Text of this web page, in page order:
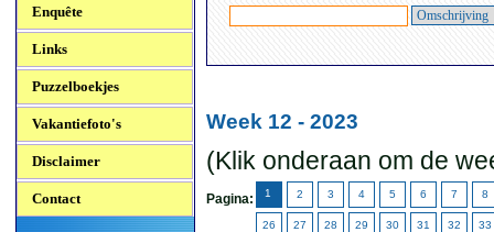
Enquête
Links
Puzzelboekjes
Vakantiefoto's
Disclaimer
Contact
Week 12 - 2023
(Klik onderaan om de
Pagina: 1 2 3 4 5 6 7 8
26 27 28 29 30 31 32 33